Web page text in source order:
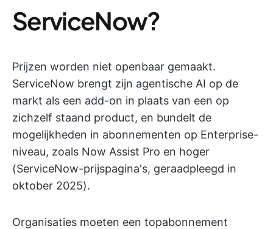
ServiceNow?
Prijzen worden niet openbaar gemaakt.
ServiceNow brengt zijn agentische AI op de
markt als een add-on in plaats van een op
zichzelf staand product, en bundelt de
mogelijkheden in abonnementen op Enterprise-
niveau, zoals Now Assist Pro en hoger
(ServiceNow-prijspagina's, geraadpleegd in
oktober 2025).
Organisaties moeten een topabonnement